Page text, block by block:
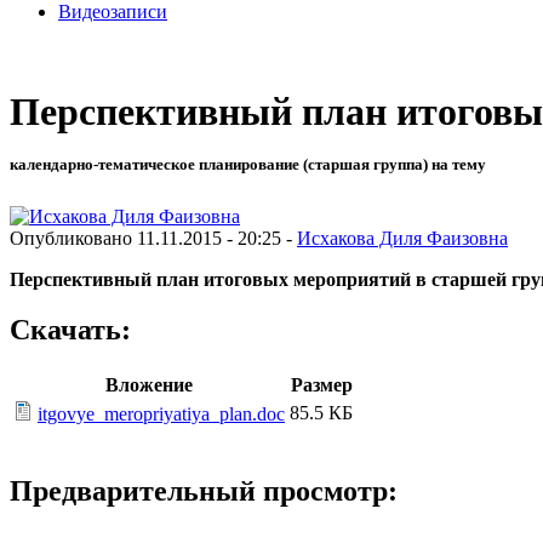
Видеозаписи
Перспективный план
календарно-тематическое планирование (старшая группа) на тему
Опубликовано 11.11.2015 - 20:25 - Исхакова Диля Фаизовна
Перспективный план итоговых мероприятий в старшей
Скачать:
Вложение
Размер
itgovye_meropriyatiya_plan.doc 85.5 КБ
Предварительный просмотр: